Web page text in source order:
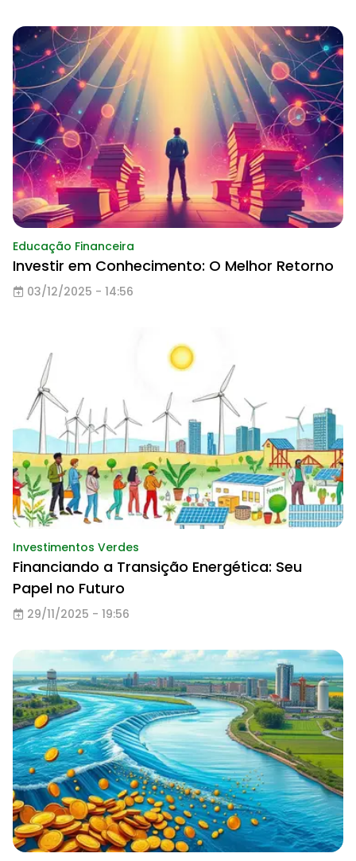
Educação Financeira
Investir em Conhecimento: O Melhor Retorno
03/12/2025 - 14:56
Investimentos Verdes
Financiando a Transição Energética: Seu
Papel no Futuro
29/11/2025 - 19:56